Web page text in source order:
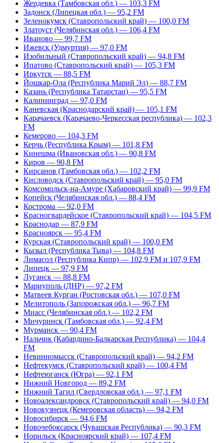
Жердевка (Тамбовская обл.) — 103,3 FM
Задонск (Липецкая обл.) — 95,2 FM
Зеленокумск (Ставропольский край) — 100,0 FM
Златоуст (Челябинская обл.) — 106,4 FM
Иваново — 99,7 FM
Ижевск (Удмуртия) — 97,0 FM
Изобильный (Ставропольский край) — 94,8 FM
Ипатово (Ставропольский край) — 105,3 FM
Иркутск — 88,5 FM
Йошкар-Ола (Республика Марий Эл) — 88,7 FM
Казань (Республика Татарстан) — 95,5 FM
Калининград — 97,0 FM
Каневская (Краснодарский край) — 105,1 FM
Карачаевск (Карачаево-Черкесская республика) — 102,3
FM
Кемерово — 104,3 FM
Керчь (Республика Крым) — 101,8 FM
Кинешма (Ивановская обл.) — 90,8 FM
Киров — 90,8 FM
Кирсанов (Тамбовская обл.) — 102,2 FM
Кисловодск (Ставропольский край) — 95,0 FM
Комсомольск-на-Амуре (Хабаровский край) — 99,9 FM
Копейск (Челябинская обл.) — 88,4 FM
Кострома — 92,0 FM
Красногвардейское (Ставропольский край) — 104,5 FM
Краснодар — 87,9 FM
Красноярск — 95,4 FM
Курская (Ставропольский край) — 100,0 FM
Кызыл (Республика Тыва) — 104,8 FM
Лимасол (Республика Кипр) — 102,9 FM и 107,9 FM
Липецк — 97,9 FM
Луганск — 88,8 FM
Мариуполь (ДНР) — 97,2 FM
Матвеев Курган (Ростовская обл.) — 107,0 FM
Мелитополь (Запорожская обл.) — 96,7 FM
Миасс (Челябинская обл.) — 102,2 FM
Мичуринск (Тамбовская обл.) — 92,4 FM
Мурманск — 90,4 FM
Нальчик (Кабардино-Балкарская Республика) — 104,4
FM
Невинномысск (Ставропольский край) — 94,2 FM
Нефтекумск (Ставропольский край) — 100,4 FM
Нефтеюганск (Югра) — 92,1 FM
Нижний Новгород — 89,2 FM
Нижний Тагил (Свердловская обл.) — 97,1 FM
Новоалександровск (Ставропольский край) — 94,0 FM
Новокузнецк (Кемеровская область) — 94,2 FM
Новосибирск — 94,6 FM
Новочебоксарск (Чувашская Республика) — 90,3 FM
Норильск (Красноярский край) — 107,4 FM